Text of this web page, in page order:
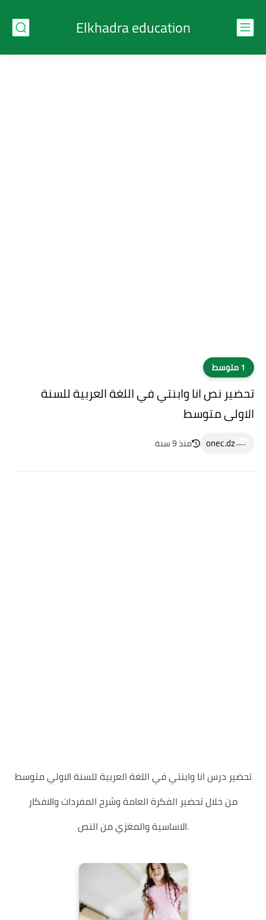
Elkhadra education
1 متوسط
تحضير نص انا وابنتي في اللغة العربية للسنة
الاولى متوسط
onec.dz منذ 9 سنة
تحضير درس انا وابنتي في اللغة العربية للسنة الاولي متوسط
من خلال تحضير الفكرة العامة وشرح المفردات والافكار
الاساسية والمغزي من النص.